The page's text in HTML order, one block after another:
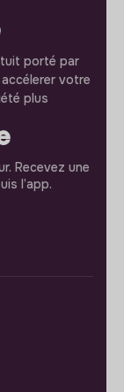
porté par
votre
plus
Recevez une
l’app.